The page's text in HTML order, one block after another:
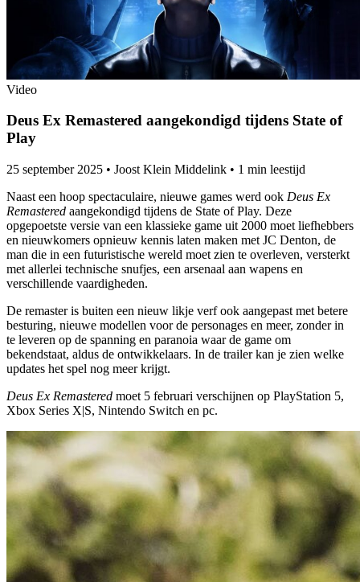
Video
Deus Ex Remastered aangekondigd tijdens State of
Play
25 september 2025 • Joost Klein Middelink • 1 min leestijd
Naast een hoop spectaculaire, nieuwe games werd ook Deus Ex
Remastered aangekondigd tijdens de State of Play. Deze
opgepoetste versie van een klassieke game uit 2000 moet liefhebbers
en nieuwkomers opnieuw kennis laten maken met JC Denton, de
man die in een futuristische wereld moet zien te overleven, versterkt
met allerlei technische snufjes, een arsenaal aan wapens en
verschillende vaardigheden.
De remaster is buiten een nieuw likje verf ook aangepast met betere
besturing, nieuwe modellen voor de personages en meer, zonder in
te leveren op de spanning en paranoia waar de game om
bekendstaat, aldus de ontwikkelaars. In de trailer kan je zien welke
updates het spel nog meer krijgt.
Deus Ex Remastered moet 5 februari verschijnen op PlayStation 5,
Xbox Series X|S, Nintendo Switch en pc.